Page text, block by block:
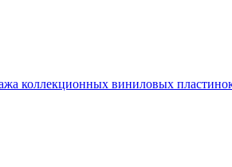
коллекционных виниловых